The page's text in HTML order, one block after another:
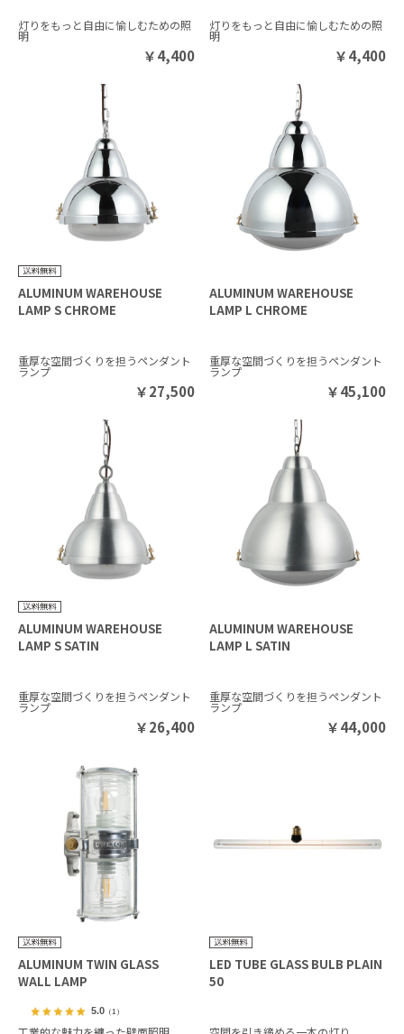
灯りをもっと自由に愉しむための照
明
￥4,400
灯りをもっと自由に愉しむための照
明
￥4,400
ALUMINUM WAREHOUSE
LAMP S CHROME
重厚な空間づくりを担うペンダント
ランプ
￥27,500
ALUMINUM WAREHOUSE
LAMP L CHROME
重厚な空間づくりを担うペンダント
ランプ
￥45,100
ALUMINUM WAREHOUSE
LAMP S SATIN
重厚な空間づくりを担うペンダント
ランプ
￥26,400
ALUMINUM WAREHOUSE
LAMP L SATIN
重厚な空間づくりを担うペンダント
ランプ
￥44,000
ALUMINUM TWIN GLASS
WALL LAMP
5.0（1）
LED TUBE GLASS BULB PLAIN
50